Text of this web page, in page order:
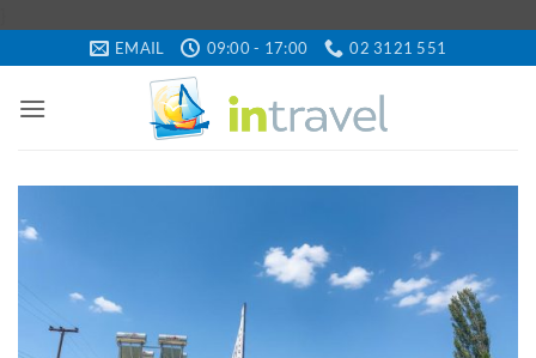
content
EMAIL 09:00 - 17:00 02 3121 551